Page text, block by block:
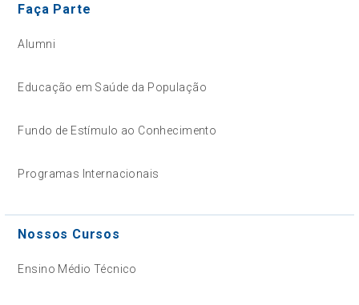
Faça Parte
Alumni
Educação em Saúde da População
Fundo de Estímulo ao Conhecimento
Programas Internacionais
Nossos Cursos
Ensino Médio Técnico